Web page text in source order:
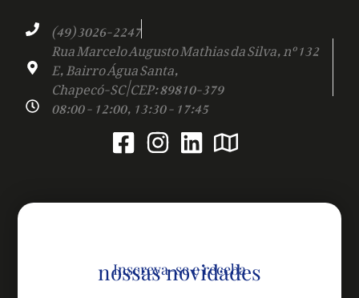
(49) 3026-2247
Rua Marcelo Augusto Mathias da Silva, nº 132
E, Bairro Água Santa,
Chapecó-SC | CEP: 89810-379
08:00 - 12:00, 13:30 - 17:45
Inscreva-se e receba
nossas novidades